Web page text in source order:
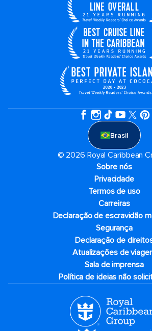
Brasil
© 2026 Royal Caribbean
Sobre nós
Privacidade
Termos de uso
Carreiras
Declaração de escravidão
Segurança
Declaração de
Atualizações de
Sala de imprensa
Política de ideias não